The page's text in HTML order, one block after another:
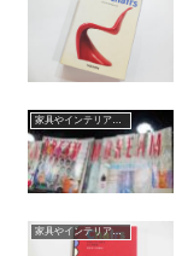
家具やインテリアやプロダクトの話
家具やインテリアやプロダクトの話